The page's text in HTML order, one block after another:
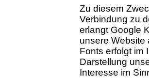
Zu diesem
Verbindung zu
erlangt Google
unsere Website
Fonts erfolgt im
Darstellung
Interesse im